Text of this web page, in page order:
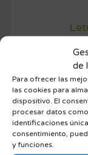
de
Para ofrecer las
las cookies para
dispositivo. El
procesar datos
identificaciones
consentimiento,
y funciones.